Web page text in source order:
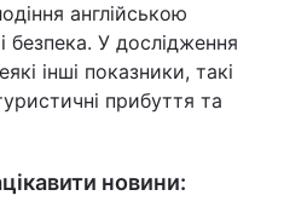
англійською
У дослідження
інші показники, такі
прибуття та
новини: